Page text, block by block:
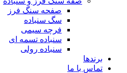
صفحه سنگ فرز
سگ سنباده
فرچه سیمی
سنباده تسمه ای
سنباده رولی
برندها
تماس با ما